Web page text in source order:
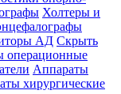
Холтеры и
АД Скрыть
операционные
Аппараты
хирургические